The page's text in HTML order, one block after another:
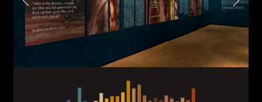
Submit
I have read the privacy policy and give consent to
receive further communications